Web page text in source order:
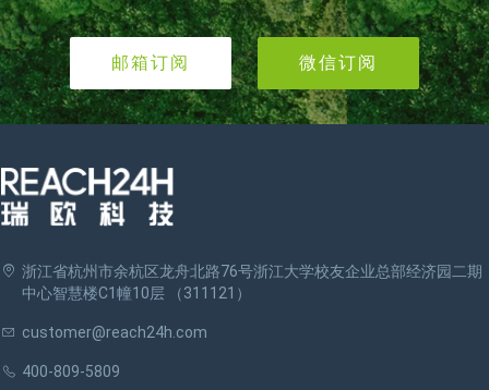
邮箱订阅 微信订阅
浙江省杭州市余杭区龙舟北路76号浙江大学校友企业总部经济园二期
中心智慧楼C1幢10层 （311121）
customer@reach24h.com
400-809-5809